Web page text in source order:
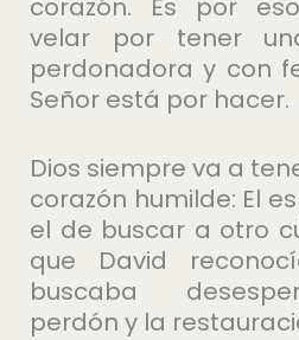
velar por tener
perdonadora y con
Señor está por hacer.
Dios siempre va a
corazón humilde: El
el de buscar a otro
que David
buscaba
perdón y la